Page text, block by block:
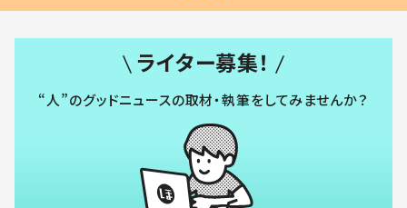
ライター募集！
“人”のグッドニュースの取材・執筆をしてみませんか？